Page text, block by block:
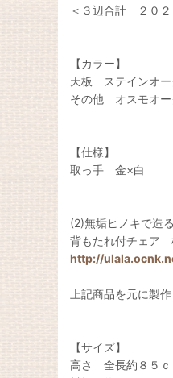
＜３辺合計 ２０２
【カラー】
天板 ステインオ
その他 オスモオー
【仕様】
取っ手 金×白
(2)無垢ヒノキで
背もたれ付チ
http://
上記商品を元に製
【サイズ】
高さ 全長約８